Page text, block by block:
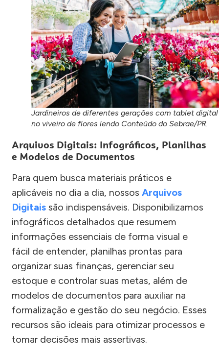
Jardineiros de diferentes gerações com tablet digital
no viveiro de flores lendo Conteúdo do Sebrae/PR.
Arquivos Digitais: Infográficos, Planilhas
e Modelos de Documentos
Para quem busca materiais práticos e
aplicáveis no dia a dia, nossos Arquivos
Digitais são indispensáveis. Disponibilizamos
infográficos detalhados que resumem
informações essenciais de forma visual e
fácil de entender, planilhas prontas para
organizar suas finanças, gerenciar seu
estoque e controlar suas metas, além de
modelos de documentos para auxiliar na
formalização e gestão do seu negócio. Esses
recursos são ideais para otimizar processos e
tomar decisões mais assertivas.